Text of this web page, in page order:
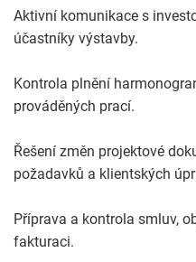
Aktivní komunikace s
účastníky výstavby.
Kontrola plnění
prováděných prací.
Řešení změn projektové
požadavků a klientských
Příprava a kontrola smluv,
fakturaci.